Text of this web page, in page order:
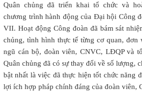
Quân chủng đã triển khai tổ chức và
chương trình hành động của Đại hội Công
VII. Hoạt động Công đoàn đã bám sát
chủng, tình hình thực tế từng cơ quan,
ngũ cán bộ, đoàn viên, CNVC, LĐQP và
Quân chủng đã có sự thay đổi về số lượng,
bật nhất là việc đã thực hiện tốt chức năng
lợi ích hợp pháp chính đáng của đoàn viên,